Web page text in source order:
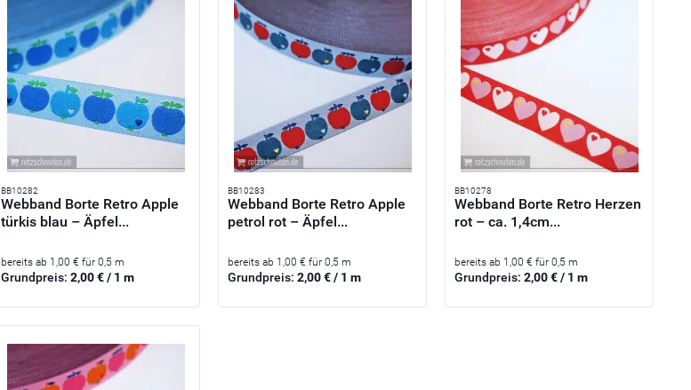
BB10282
Webband Borte Retro Apple
türkis blau – Äpfel...
bereits ab 1,00 € für 0,5 m
Grundpreis:2,00 € / 1 m
BB10283
Webband Borte Retro Apple
petrol rot – Äpfel...
bereits ab 1,00 € für 0,5 m
Grundpreis:2,00 € / 1 m
BB10278
Webband Borte Retro Herzen
rot – ca. 1,4cm...
bereits ab 1,00 € für 0,5 m
Grundpreis:2,00 € / 1 m